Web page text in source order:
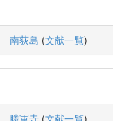
南荻島 (文献一覧)
勝軍寺 (文献一覧)